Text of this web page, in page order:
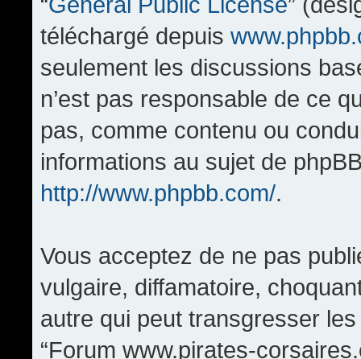
téléchargé depuis
seulement les discussions
n’est pas responsable de ce
pas, comme contenu ou
informations au sujet de
http://www.phpbb.com/.
Vous acceptez de ne pas
vulgaire, diffamatoire,
autre qui peut transgresser
“Forum www.pirates-